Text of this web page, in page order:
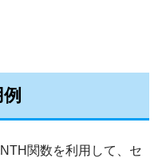
関数を利用して、セ